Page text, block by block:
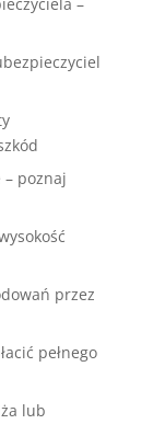
poznaj
przez
pełnego
lub